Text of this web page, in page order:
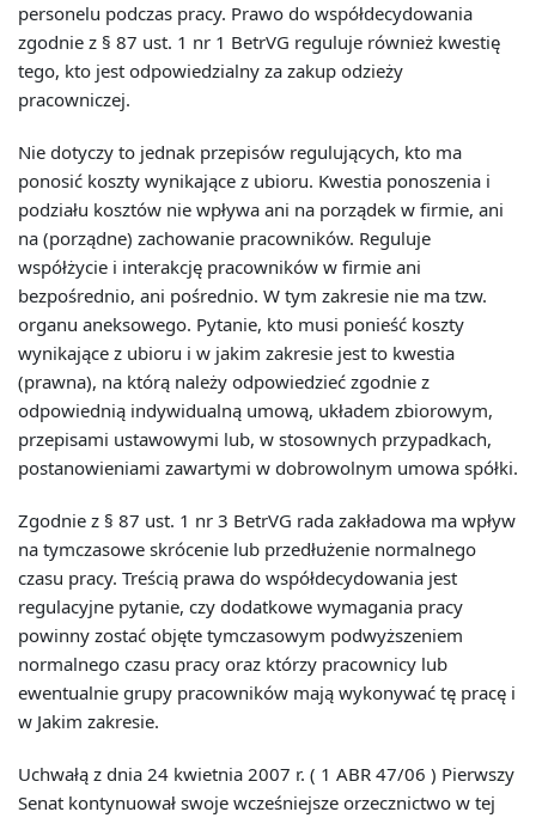
personelu podczas pracy. Prawo do współdecydowania
zgodnie z § 87 ust. 1 nr 1 BetrVG reguluje również kwestię
tego, kto jest odpowiedzialny za zakup odzieży
pracowniczej.
Nie dotyczy to jednak przepisów regulujących, kto ma
ponosić koszty wynikające z ubioru. Kwestia ponoszenia i
podziału kosztów nie wpływa ani na porządek w firmie, ani
na (porządne) zachowanie pracowników. Reguluje
współżycie i interakcję pracowników w firmie ani
bezpośrednio, ani pośrednio. W tym zakresie nie ma tzw.
organu aneksowego. Pytanie, kto musi ponieść koszty
wynikające z ubioru i w jakim zakresie jest to kwestia
(prawna), na którą należy odpowiedzieć zgodnie z
odpowiednią indywidualną umową, układem zbiorowym,
przepisami ustawowymi lub, w stosownych przypadkach,
postanowieniami zawartymi w dobrowolnym umowa spółki.
Zgodnie z § 87 ust. 1 nr 3 BetrVG rada zakładowa ma wpływ
na tymczasowe skrócenie lub przedłużenie normalnego
czasu pracy. Treścią prawa do współdecydowania jest
regulacyjne pytanie, czy dodatkowe wymagania pracy
powinny zostać objęte tymczasowym podwyższeniem
normalnego czasu pracy oraz którzy pracownicy lub
ewentualnie grupy pracowników mają wykonywać tę pracę i
w Jakim zakresie.
Uchwałą z dnia 24 kwietnia 2007 r. ( 1 ABR 47/06 ) Pierwszy
Senat kontynuował swoje wcześniejsze orzecznictwo w tej